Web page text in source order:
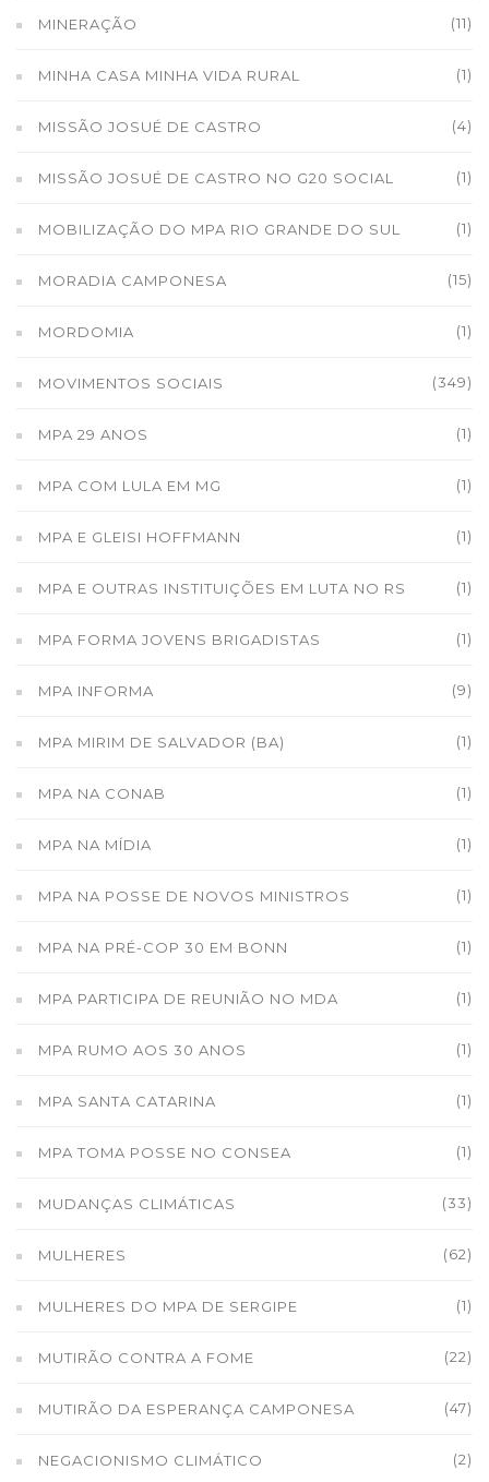
MINERAÇÃO (11)
MINHA CASA MINHA VIDA RURAL (1)
MISSÃO JOSUÉ DE CASTRO (4)
MISSÃO JOSUÉ DE CASTRO NO G20 SOCIAL (1)
MOBILIZAÇÃO DO MPA RIO GRANDE DO SUL (1)
MORADIA CAMPONESA (15)
MORDOMIA (1)
MOVIMENTOS SOCIAIS (349)
MPA 29 ANOS (1)
MPA COM LULA EM MG (1)
MPA E GLEISI HOFFMANN (1)
MPA E OUTRAS INSTITUIÇÕES EM LUTA NO RS (1)
MPA FORMA JOVENS BRIGADISTAS (1)
MPA INFORMA (9)
MPA MIRIM DE SALVADOR (BA) (1)
MPA NA CONAB (1)
MPA NA MÍDIA (1)
MPA NA POSSE DE NOVOS MINISTROS (1)
MPA NA PRÉ-COP 30 EM BONN (1)
MPA PARTICIPA DE REUNIÃO NO MDA (1)
MPA RUMO AOS 30 ANOS (1)
MPA SANTA CATARINA (1)
MPA TOMA POSSE NO CONSEA (1)
MUDANÇAS CLIMÁTICAS (33)
MULHERES (62)
MULHERES DO MPA DE SERGIPE (1)
MUTIRÃO CONTRA A FOME (22)
MUTIRÃO DA ESPERANÇA CAMPONESA (47)
NEGACIONISMO CLIMÁTICO (2)